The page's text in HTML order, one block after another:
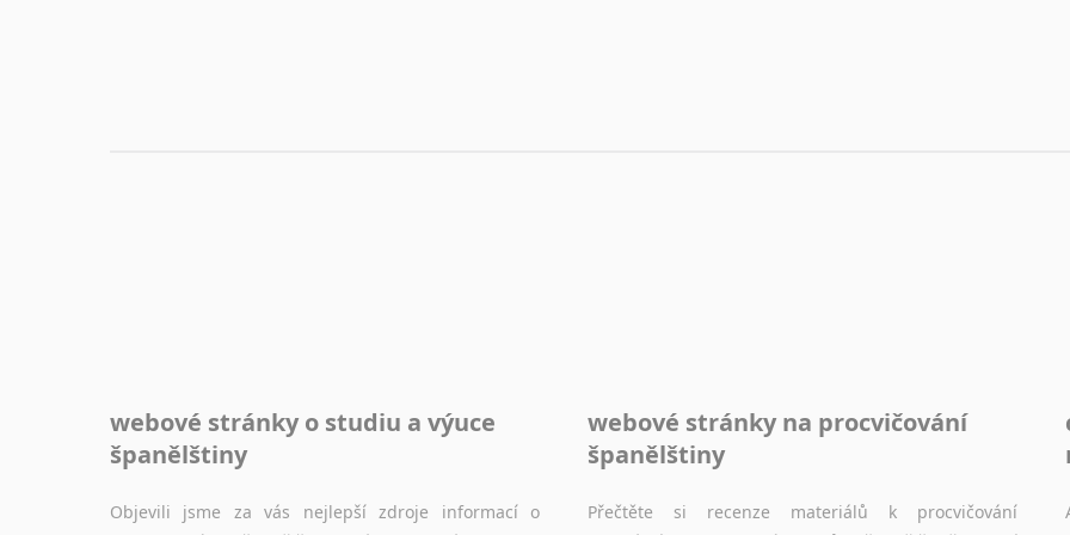
webové stránky o studiu a výuce
španělštiny
Objevili jsme za vás nejlepší zdroje informací o
webové stránky na procvičování
španělštiny
Přečtěte si recenze materiálů k procvičování